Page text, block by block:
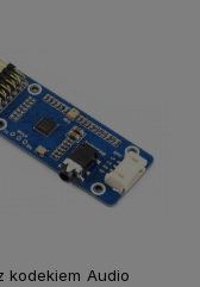
kodekiem Audio